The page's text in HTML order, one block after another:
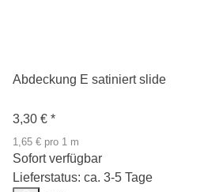
Abdeckung E satiniert slide
3,30 € *
1,65 € pro 1 m
Sofort verfügbar
Lieferstatus: ca. 3-5 Tage